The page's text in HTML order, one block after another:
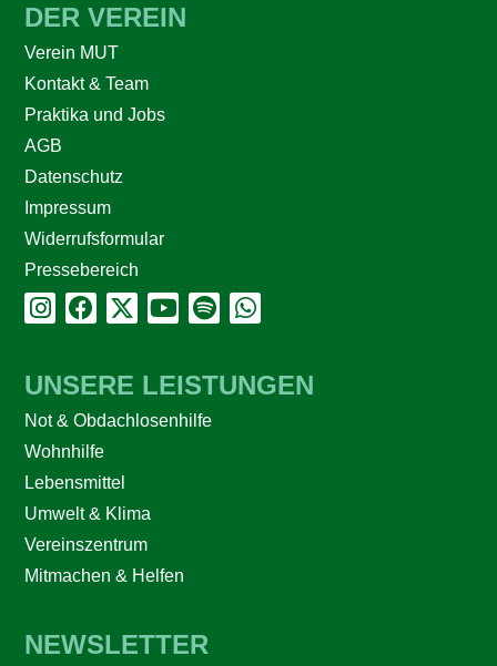
DER VEREIN
Verein MUT
Kontakt & Team
Praktika und Jobs
AGB
Datenschutz
Impressum
Widerrufsformular
Pressebereich
UNSERE LEISTUNGEN
Not & Obdachlosenhilfe
Wohnhilfe
Lebensmittel
Umwelt & Klima
Vereinszentrum
Mitmachen & Helfen
NEWSLETTER